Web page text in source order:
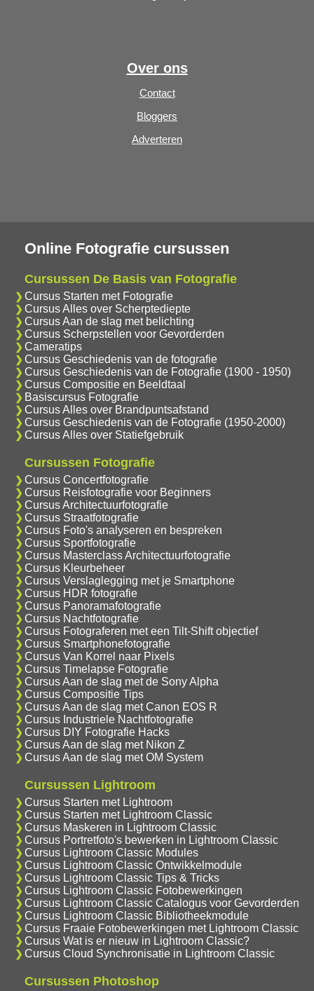
Over ons
Contact
Bloggers
Adverteren
Online Fotografie cursussen
Cursussen De Basis van Fotografie
Cursus Starten met Fotografie
Cursus Alles over Scherptediepte
Cursus Aan de slag met belichting
Cursus Scherpstellen voor Gevorderden
Cameratips
Cursus Geschiedenis van de fotografie
Cursus Geschiedenis van de Fotografie (1900 - 1950)
Cursus Compositie en Beeldtaal
Basiscursus Fotografie
Cursus Alles over Brandpuntsafstand
Cursus Geschiedenis van de Fotografie (1950-2000)
Cursus Alles over Statiefgebruik
Cursussen Fotografie
Cursus Concertfotografie
Cursus Reisfotografie voor Beginners
Cursus Architectuurfotografie
Cursus Straatfotografie
Cursus Foto's analyseren en bespreken
Cursus Sportfotografie
Cursus Masterclass Architectuurfotografie
Cursus Kleurbeheer
Cursus Verslaglegging met je Smartphone
Cursus HDR fotografie
Cursus Panoramafotografie
Cursus Nachtfotografie
Cursus Fotograferen met een Tilt-Shift objectief
Cursus Smartphonefotografie
Cursus Van Korrel naar Pixels
Cursus Timelapse Fotografie
Cursus Aan de slag met de Sony Alpha
Cursus Compositie Tips
Cursus Aan de slag met Canon EOS R
Cursus Industriele Nachtfotografie
Cursus DIY Fotografie Hacks
Cursus Aan de slag met Nikon Z
Cursus Aan de slag met OM System
Cursussen Lightroom
Cursus Starten met Lightroom
Cursus Starten met Lightroom Classic
Cursus Maskeren in Lightroom Classic
Cursus Portretfoto's bewerken in Lightroom Classic
Cursus Lightroom Classic Modules
Cursus Lightroom Classic Ontwikkelmodule
Cursus Lightroom Classic Tips & Tricks
Cursus Lightroom Classic Fotobewerkingen
Cursus Lightroom Classic Catalogus voor Gevorderden
Cursus Lightroom Classic Bibliotheekmodule
Cursus Fraaie Fotobewerkingen met Lightroom Classic
Cursus Wat is er nieuw in Lightroom Classic?
Cursus Cloud Synchronisatie in Lightroom Classic
Cursussen Photoshop